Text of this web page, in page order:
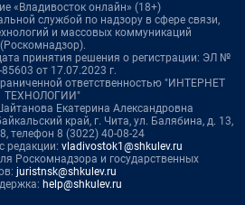
«Владивосток онлайн» (18+)
службой по надзору в сфере связи,
и массовых коммуникаций
(Роскомнадзор).
принятия решения о регистрации: ЭЛ №
от 17.07.2023 г.
ответственностью "ИНТЕРНЕТ
ТЕХНОЛОГИИ"
Екатерина Александровна
край, г. Чита, ул. Балябина, д. 13,
телефон 8 (3022) 40-08-24
редакции: vladivostok1@shkulev.ru
Роскомнадзора и государственных
juristnsk@shkulev.ru
help@shkulev.ru